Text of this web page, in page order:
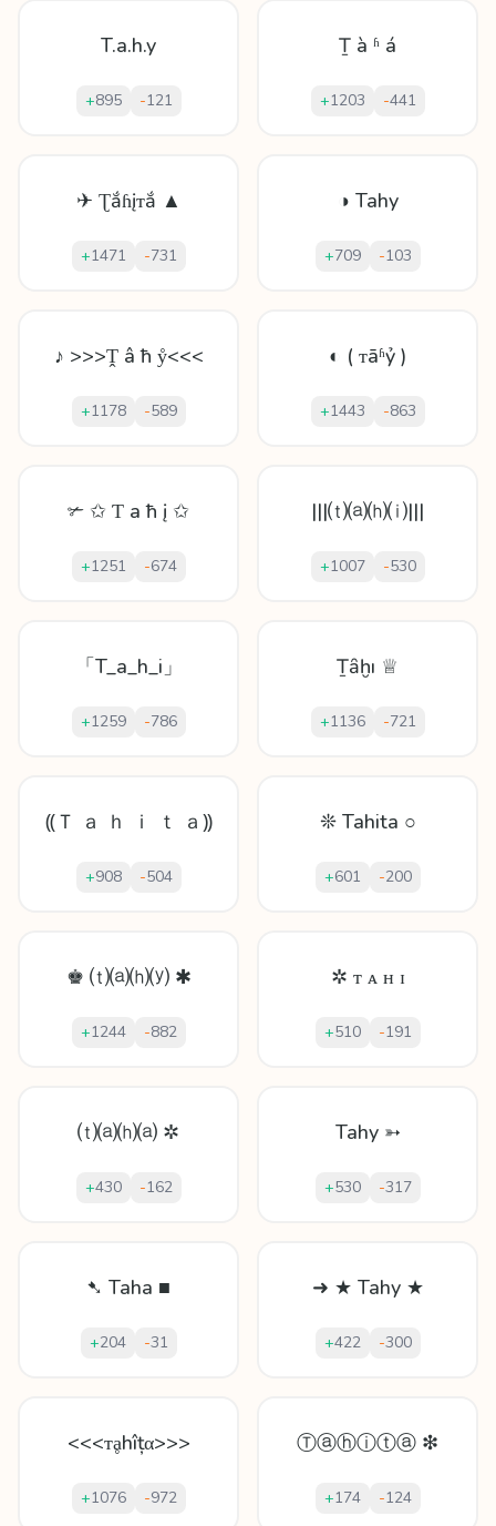
T.a.h.y
+895 -121
Ṯ à ʱ á
+1203 -441
✈ Ʈắɦįᴛắ ▲
+1471 -731
◑ Tahy
+709 -103
♪ >>>Ṱ â ħ ẙ<<<
+1178 -589
◐ ( ᴛāʱỷ )
+1443 -863
✃ ✩ Ƭ а ħ į ✩
+1251 -674
|||⒯⒜⒣⒤|||
+1007 -530
「T_a_h_i」
+1259 -786
Ṯȃḫı ♕
+1136 -721
⸨Ｔ ａ ｈ ｉ ｔ ａ⸩
+908 -504
❊ Tahita ○
+601 -200
♚ ⒯⒜⒣⒴ ✱
+1244 -882
✲ ᴛ ᴀ ʜ ɪ
+510 -191
⒯⒜⒣⒜ ✲
+430 -162
Tahy ➳
+530 -317
➷ Taha ■
+204 -31
➜ ★ Tahy ★
+422 -300
<<<ᴛḁhîțα>>>
+1076 -972
Ⓣⓐⓗⓘⓣⓐ ❇
+174 -124